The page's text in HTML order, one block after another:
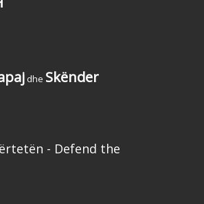
dhe Skënder
- Defend the